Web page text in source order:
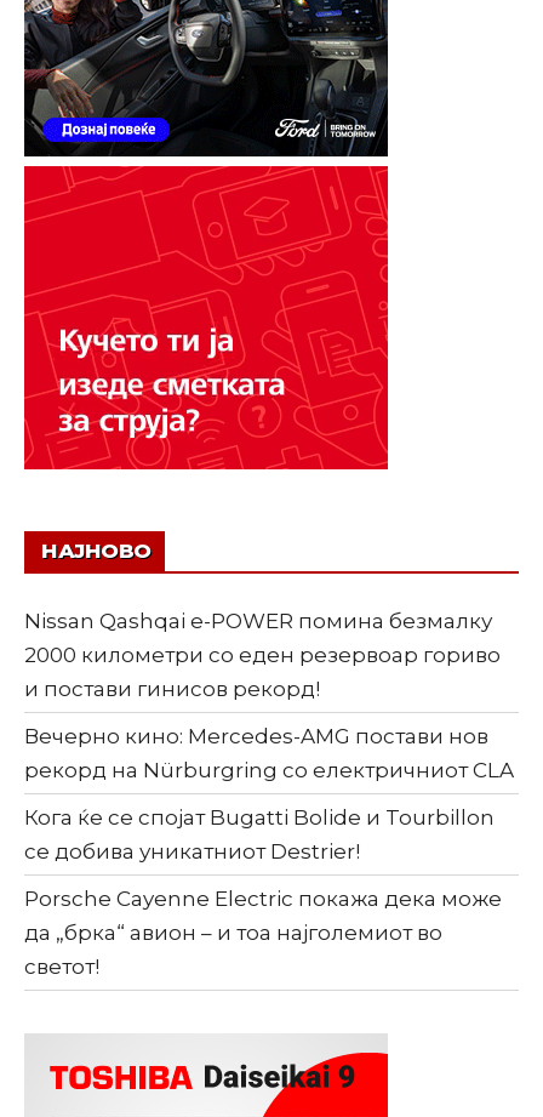
НАЈНОВО
Nissan Qashqai e-POWER помина безмалку
2000 километри со еден резервоар гориво
и постави гинисов рекорд!
Вечерно кино: Mercedes-AMG постави нов
рекорд на Nürburgring со електричниот CLA
Кога ќе се спојат Bugatti Bolide и Tourbillon
се добива уникатниот Destrier!
Porsche Cayenne Electric покажа дека може
да „брка“ авион – и тоа најголемиот во
светот!